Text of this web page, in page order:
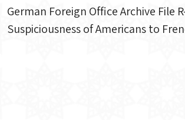
German Foreign Office Archive File
Suspiciousness of Americans to